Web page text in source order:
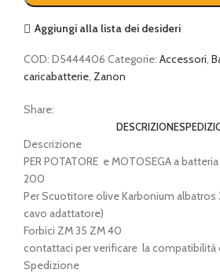
2,5
Ah
quantità
Aggiungi alla lista dei desideri
COD: D5444406 Categorie: Accessori
caricabatterie Zanon
Share:
DESCRIZIONE
Descrizione
PER POTATORE e MOTOSEGA a
200
Per Scuotitore olive Karbonium albatros
cavo adattatore)
Forbici ZM 35 ZM 40
contattaci per verificare la compatibilità
Spedizione